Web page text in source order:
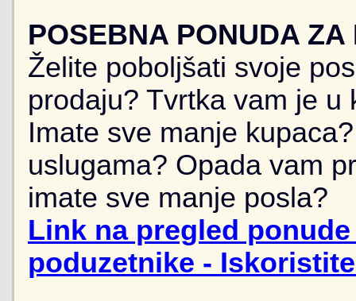
POSEBNA PONUDA ZA
Želite poboljšati svoje
prodaju? Tvrtka vam je
Imate sve manje
uslugama? Opada vam
imate sve manje posla?
Link na pregled
poduzetnike -